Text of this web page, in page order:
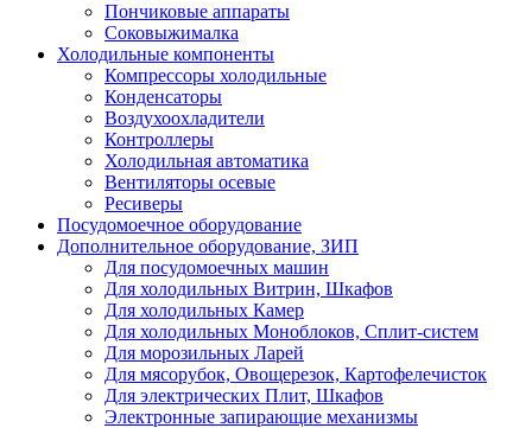
Пончиковые аппараты
Соковыжималка
Холодильные компоненты
Компрессоры холодильные
Конденсаторы
Воздухоохладители
Контроллеры
Холодильная автоматика
Вентиляторы осевые
Ресиверы
Посудомоечное оборудование
Дополнительное оборудование, ЗИП
Для посудомоечных машин
Для холодильных Витрин, Шкафов
Для холодильных Камер
Для холодильных Моноблоков, Сплит-систем
Для морозильных Ларей
Для мясорубок, Овощерезок, Картофелечисток
Для электрических Плит, Шкафов
Электронные запирающие механизмы